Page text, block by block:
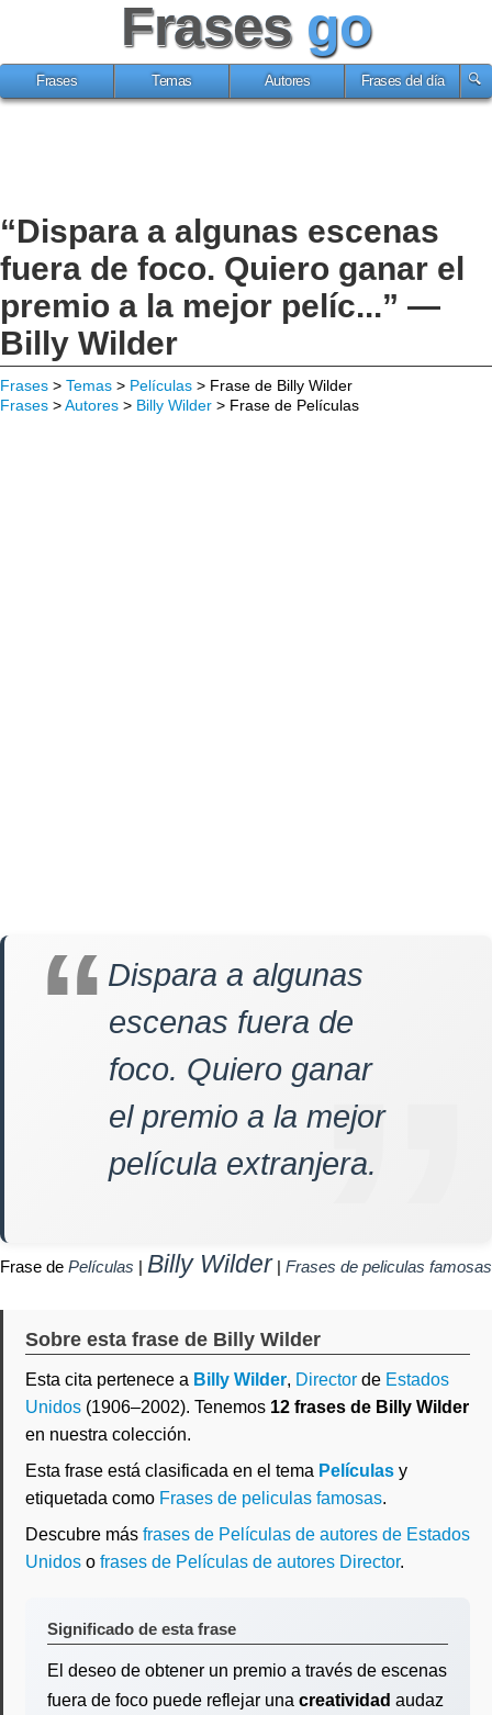
Frases go
Frases Temas Autores Frases del día
“Dispara a algunas escenas
fuera de foco. Quiero ganar el
premio a la mejor pelíc...” —
Billy Wilder
Frases > Temas > Películas > Frase de Billy Wilder
Frases >Autores > Billy Wilder > Frase de Películas
Dispara a algunas
escenas fuera de
foco. Quiero ganar
el premio a la mejor
película extranjera.
Frase de Películas | Billy Wilder| Frases de peliculas famosas
Sobre esta frase de Billy Wilder
Esta cita pertenece a Billy Wilder, Director de Estados
Unidos (1906–2002). Tenemos 12 frases de Billy Wilder
en nuestra colección.
Esta frase está clasificada en el tema Películas y
etiquetada como Frases de peliculas famosas.
Descubre más frases de Películas de autores de Estados
Unidos o frases de Películas de autores Director.
Significado de esta frase
El deseo de obtener un premio a través de escenas
fuera de foco puede reflejar una creatividad audaz